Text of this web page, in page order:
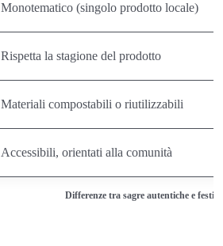
Differenze tra sagre autentiche e
Monotematico (singolo prodotto locale)
Rispetta la stagione del prodotto
Materiali compostabili o riutilizzabili
Accessibili, orientati alla comunità